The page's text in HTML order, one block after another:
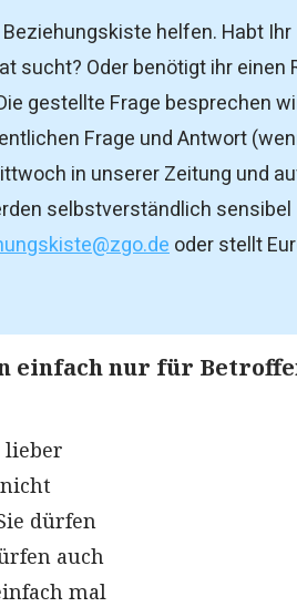
helfen. Habt Ihr
sucht? Oder benötigt ihr einen
gestellte Frage besprechen
Frage und Antwort
in unserer Zeitung und
selbstverständlich sensibel
oder stellt
einfach nur für
lieber
dürfen
auch
mal